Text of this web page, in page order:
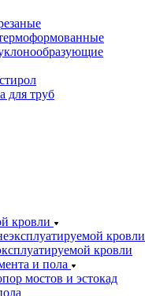
для труб
кровли
кровли
кровли
и пола
мостов и эстокад